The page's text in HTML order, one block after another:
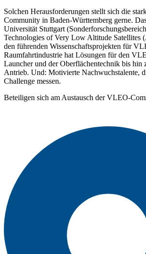
Solchen Herausforderungen stellt sich die
Community in Baden-Württemberg gerne.
Universität Stuttgart
Technologies of Very Low Altitude Satellites
den führenden Wissenschaftsprojekten für
Raumfahrtindustrie hat Lösungen für den
Launcher und der Oberflächentechnik bis hin
Antrieb. Und: Motivierte Nachwuchstalente,
Challenge messen.
Beteiligen sich am Austausch der VLEO-